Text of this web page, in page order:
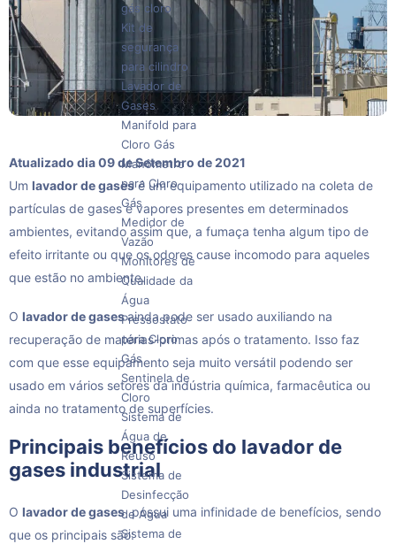
gás cloro
Kit de
segurança
para cilindro
Lavador de
Gases
Manifold para
Cloro Gás
Manômetro
para Cloro
Gás
Medidor de
Vazão
Monitores de
Qualidade da
Água
Pressostato
para Cloro
Gás
Sentinela de
Cloro
Sistema de
Água de
Reuso
Sistema de
Desinfecção
de Água
Sistema de
Atualizado dia 09 de Setembro de 2021
Um lavador de gasesé um equipamento utilizado na coleta de
partículas de gases e vapores presentes em determinados
ambientes, evitando assim que, a fumaça tenha algum tipo de
efeito irritante ou que os odores cause incomodo para aqueles
que estão no ambiente.
O lavador de gasesainda pode ser usado auxiliando na
recuperação de matérias-primas após o tratamento. Isso faz
com que esse equipamento seja muito versátil podendo ser
usado em vários setores da indústria química, farmacêutica ou
ainda no tratamento de superfícies.
Principais benefícios do lavador de
gases industrial
O lavador de gasespossui uma infinidade de benefícios, sendo
que os principais são: